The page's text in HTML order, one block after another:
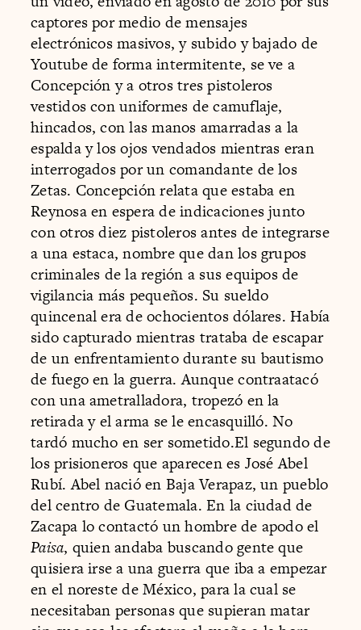
captores por medio de mensajes
electrónicos masivos, y subido y bajado de
Youtube de forma intermitente, se ve a
Concepción y a otros tres pistoleros
vestidos con uniformes de camuflaje,
hincados, con las manos amarradas a la
espalda y los ojos vendados mientras eran
interrogados por un comandante de los
Zetas. Concepción relata que estaba en
Reynosa en espera de indicaciones junto
con otros diez pistoleros antes de integrarse
a una estaca, nombre que dan los grupos
criminales de la región a sus equipos de
vigilancia más pequeños. Su sueldo
quincenal era de ochocientos dólares. Había
sido capturado mientras trataba de escapar
de un enfrentamiento durante su bautismo
de fuego en la guerra. Aunque contraatacó
con una ametralladora, tropezó en la
retirada y el arma se le encasquilló. No
tardó mucho en ser sometido.El segundo de
los prisioneros que aparecen es José Abel
Rubí. Abel nació en Baja Verapaz, un pueblo
del centro de Guatemala. En la ciudad de
Zacapa lo contactó un hombre de apodo el
Paisa, quien andaba buscando gente que
quisiera irse a una guerra que iba a empezar
en el noreste de México, para la cual se
necesitaban personas que supieran matar